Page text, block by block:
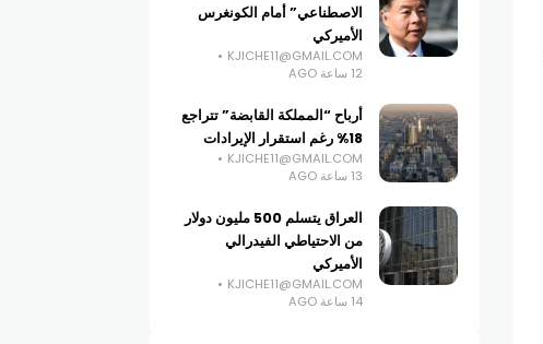
الاصطناعي” أمام الكونغرس
الأميركي
KJICHE11@GMAIL.COM
12 ساعة AGO
أرباح “المملكة القابضة” تتراجع
18% رغم استقرار الإيرادات
KJICHE11@GMAIL.COM
13 ساعة AGO
العراق يتسلم 500 مليون دولار
من الاحتياطي الفيدرالي
الأميركي
KJICHE11@GMAIL.COM
14 ساعة AGO